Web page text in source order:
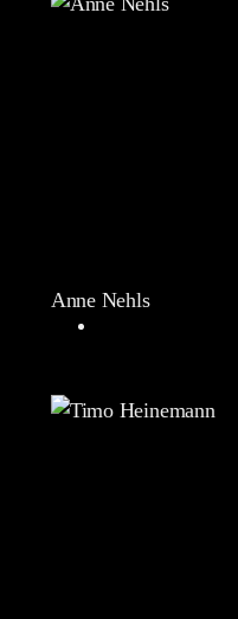
Anne Nehls